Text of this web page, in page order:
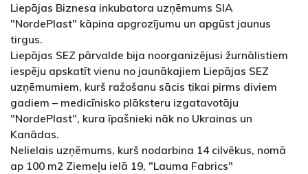
Liepājas Biznesa inkubatora uzņēmums SIA
"NordePlast" kāpina apgrozījumu un apgūst jaunus
tirgus.
Liepājas SEZ pārvalde bija noorganizējusi žurnālistiem
iespēju apskatīt vienu no jaunākajiem Liepājas SEZ
uzņēmumiem, kurš ražošanu sācis tikai pirms diviem
gadiem – medicīnisko plāksteru izgatavotāju
"NordePlast", kura īpašnieki nāk no Ukrainas un
Kanādas.
Nelielais uzņēmums, kurš nodarbina 14 cilvēkus, nomā
ap 100 m2 Ziemeļu ielā 19, "Lauma Fabrics"